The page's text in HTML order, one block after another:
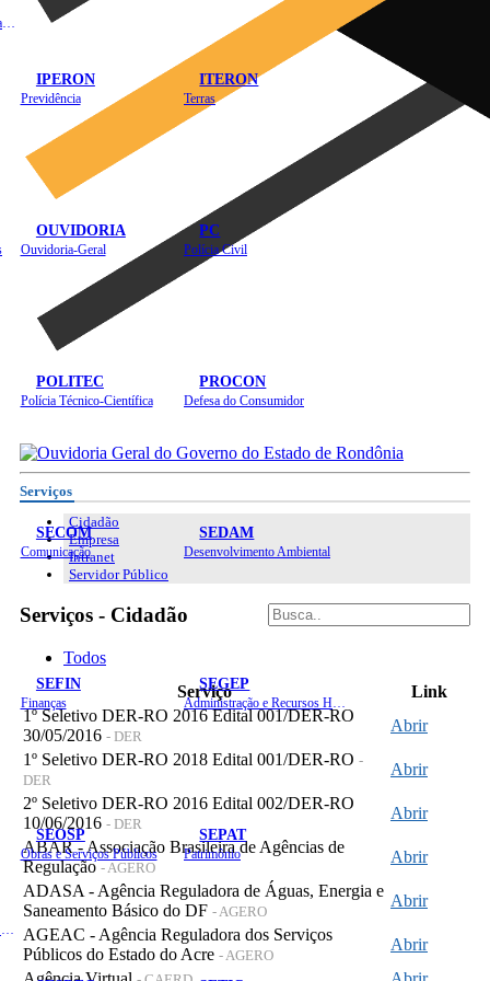
IPERON
Previdência
ITERON
Terras
OUVIDORIA
Ouvidoria-Geral
PC
Polícia Civil
POLITEC
Polícia Técnico-Científica
PROCON
Defesa do Consumidor
SECOM
Comunicação
SEDAM
Desenvolvimento Ambiental
SEFIN
Finanças
SEGEP
SEOSP
Obras e Serviços Públicos
SEPAT
Patrimônio
Serviços
Cidadão
Empresa
Intranet
Servidor Público
Serviços - Cidadão
Todos
Serviço
Link
1º Seletivo DER-RO 2016 Edital 001/DER-RO
30/05/2016 - DER
Abrir
1º Seletivo DER-RO 2018 Edital 001/DER-RO -
DER
Abrir
2º Seletivo DER-RO 2016 Edital 002/DER-RO
10/06/2016 - DER
Abrir
ABAR - Associação Brasileira de Agências de
Regulação- AGERO
Abrir
ADASA - Agência Reguladora de Águas, Energia e
Saneamento Básico do DF - AGERO
Abrir
AGEAC - Agência Reguladora dos Serviços
Públicos do Estado do Acre - AGERO
Abrir